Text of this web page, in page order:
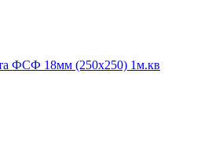
ФСФ 18мм (250х250) 1м.кв